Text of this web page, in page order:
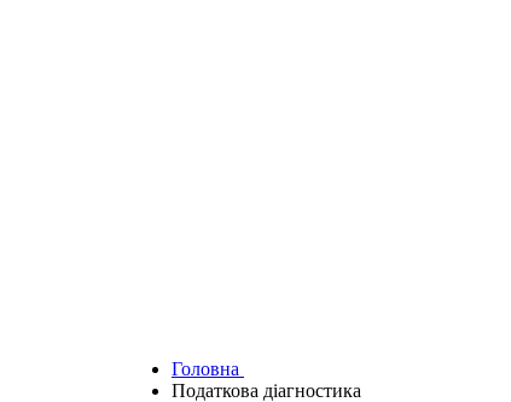
Головна
Податкова діагностика